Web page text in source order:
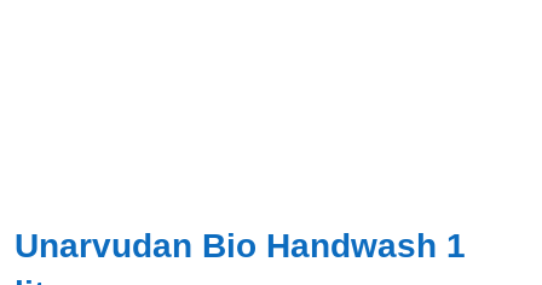
Unarvudan Bio Handwash 1